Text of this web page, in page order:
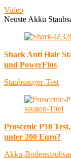
Video
Neuste Akku
Shark Anti Hair
und PowerFins
Staubsauger-Test
Proscenic P10
unter 200 Euro?
Akku-